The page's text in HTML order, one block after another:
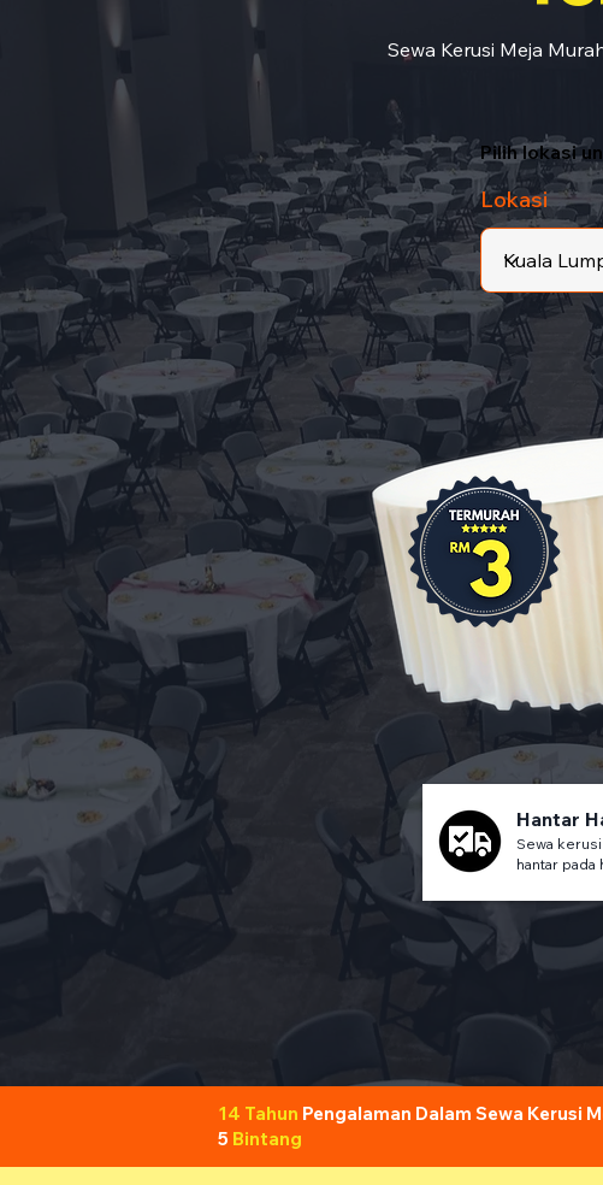
Sewa Kerusi Meja
Pilih lokasi
Lokasi
Hantar
Sewa
hantar pada
14 Tahun Pengalaman Dalam Sewa Kerusi
5 Bintang